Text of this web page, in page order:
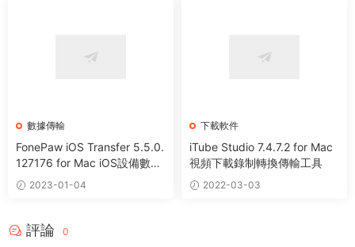
數據傳輸
FonePaw iOS Transfer 5.5.0.
127176 for Mac iOS設備數據
傳輸軟件
2023-01-04
下載軟件
iTube Studio 7.4.7.2 for Mac
視頻下載錄制轉換傳輸工具
2022-03-03
評論 0